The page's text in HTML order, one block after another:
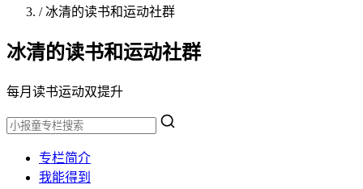
/冰清的读书和运动社群
冰清的读书和运动社群
每月读书运动双提升
专栏简介
我能得到